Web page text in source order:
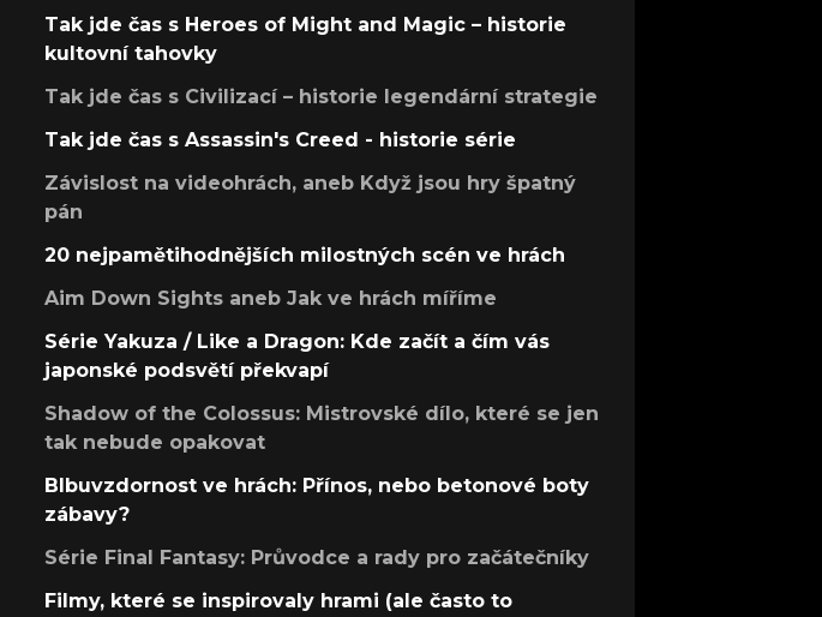
Tak jde čas s Heroes of Might and Magic – historie
kultovní tahovky
Tak jde čas s Civilizací – historie legendární strategie
Tak jde čas s Assassin's Creed - historie série
Závislost na videohrách, aneb Když jsou hry špatný
pán
20 nejpamětihodnějších milostných scén ve hrách
Aim Down Sights aneb Jak ve hrách míříme
Série Yakuza / Like a Dragon: Kde začít a čím vás
japonské podsvětí překvapí
Shadow of the Colossus: Mistrovské dílo, které se jen
tak nebude opakovat
Blbuvzdornost ve hrách: Přínos, nebo betonové boty
zábavy?
Série Final Fantasy: Průvodce a rady pro začátečníky
Filmy, které se inspirovaly hrami (ale často to